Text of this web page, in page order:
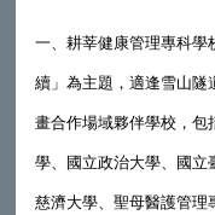
一、耕莘健康管理專科學
續」為主題，適逢雪山隧
畫合作場域夥伴學校，
學、國立政治大學、國立
慈濟大學、聖母醫護管